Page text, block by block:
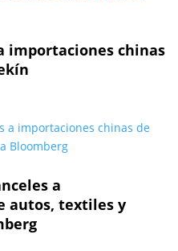
importaciones chinas
a
autos, textiles y